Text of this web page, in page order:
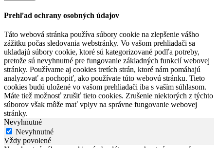
Prehľad ochrany osobných údajov
Táto webová stránka používa súbory cookie na zlepšenie vášho
zážitku počas sledovania webstránky. Vo vašom prehliadači sa
ukladajú súbory cookie, ktoré sú kategorizované podľa potreby,
pretože sú nevyhnutné pre fungovanie základných funkcií webovej
stránky. Používame aj cookies tretích strán, ktoré nám pomáhajú
analyzovať a pochopiť, ako používate túto webovú stránku. Tieto
cookies budú uložené vo vašom prehliadači iba s vaším súhlasom.
Máte tiež možnosť zrušiť tieto cookies. Zrušenie niektorých z týchto
súborov však môže mať vplyv na správne fungovanie webovej
stránky.
Nevyhnutné
Nevyhnutné
Vždy povolené